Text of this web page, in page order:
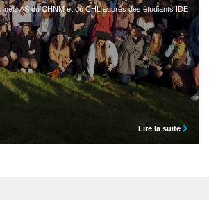
AS du CHNM et du CHL auprès des étudiants IDE
Lire la suite